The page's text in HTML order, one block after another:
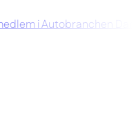
i Autobranchen